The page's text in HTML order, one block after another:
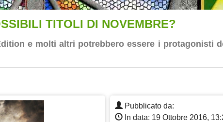
TITOLI DI NOVEMBRE?
e molti altri potrebbero essere i protagonisti
Pubblicato da:
In data: 19 Ottobre 2016,